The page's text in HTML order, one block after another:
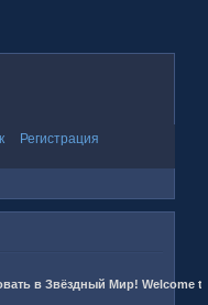
Регистрация
в Звёздный Мир! Welcome to